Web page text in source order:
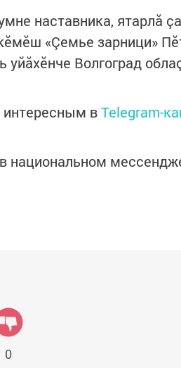
наставника, ятарлă
«Çемье зарници»
уйăхӗнче Волгоград
вTelegram-
национальном
0